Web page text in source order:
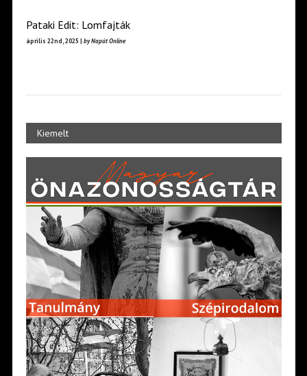
Pataki Edit: Lomfajták
április 22nd, 2025 | by Napút Online
Kiemelt